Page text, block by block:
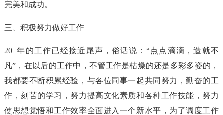
完美和成功。
三、积极努力做好工作
20_年的工作已经接近尾声，俗话说：“点点滴滴，造就不
凡”，在以后的工作中，不管工作是枯燥的还是多彩多姿的，
我都要不断积累经验，与各位同事一起共同努力，勤奋的工
作，刻苦的学习，努力提高文化素质和各种工作技能，努力
使思想觉悟和工作效率全面进入一个新水平，为了调度工作